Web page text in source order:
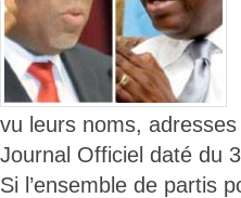
vu leurs noms,
Journal Officiel daté du
Si l’ensemble de partis